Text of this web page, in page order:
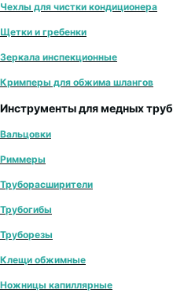
Чехлы для чистки кондиционера
Щетки и гребенки
Зеркала инспекционные
Кримперы для обжима шлангов
Инструменты для медных труб
Вальцовки
Риммеры
Труборасширители
Трубогибы
Труборезы
Клещи обжимные
Ножницы капиллярные